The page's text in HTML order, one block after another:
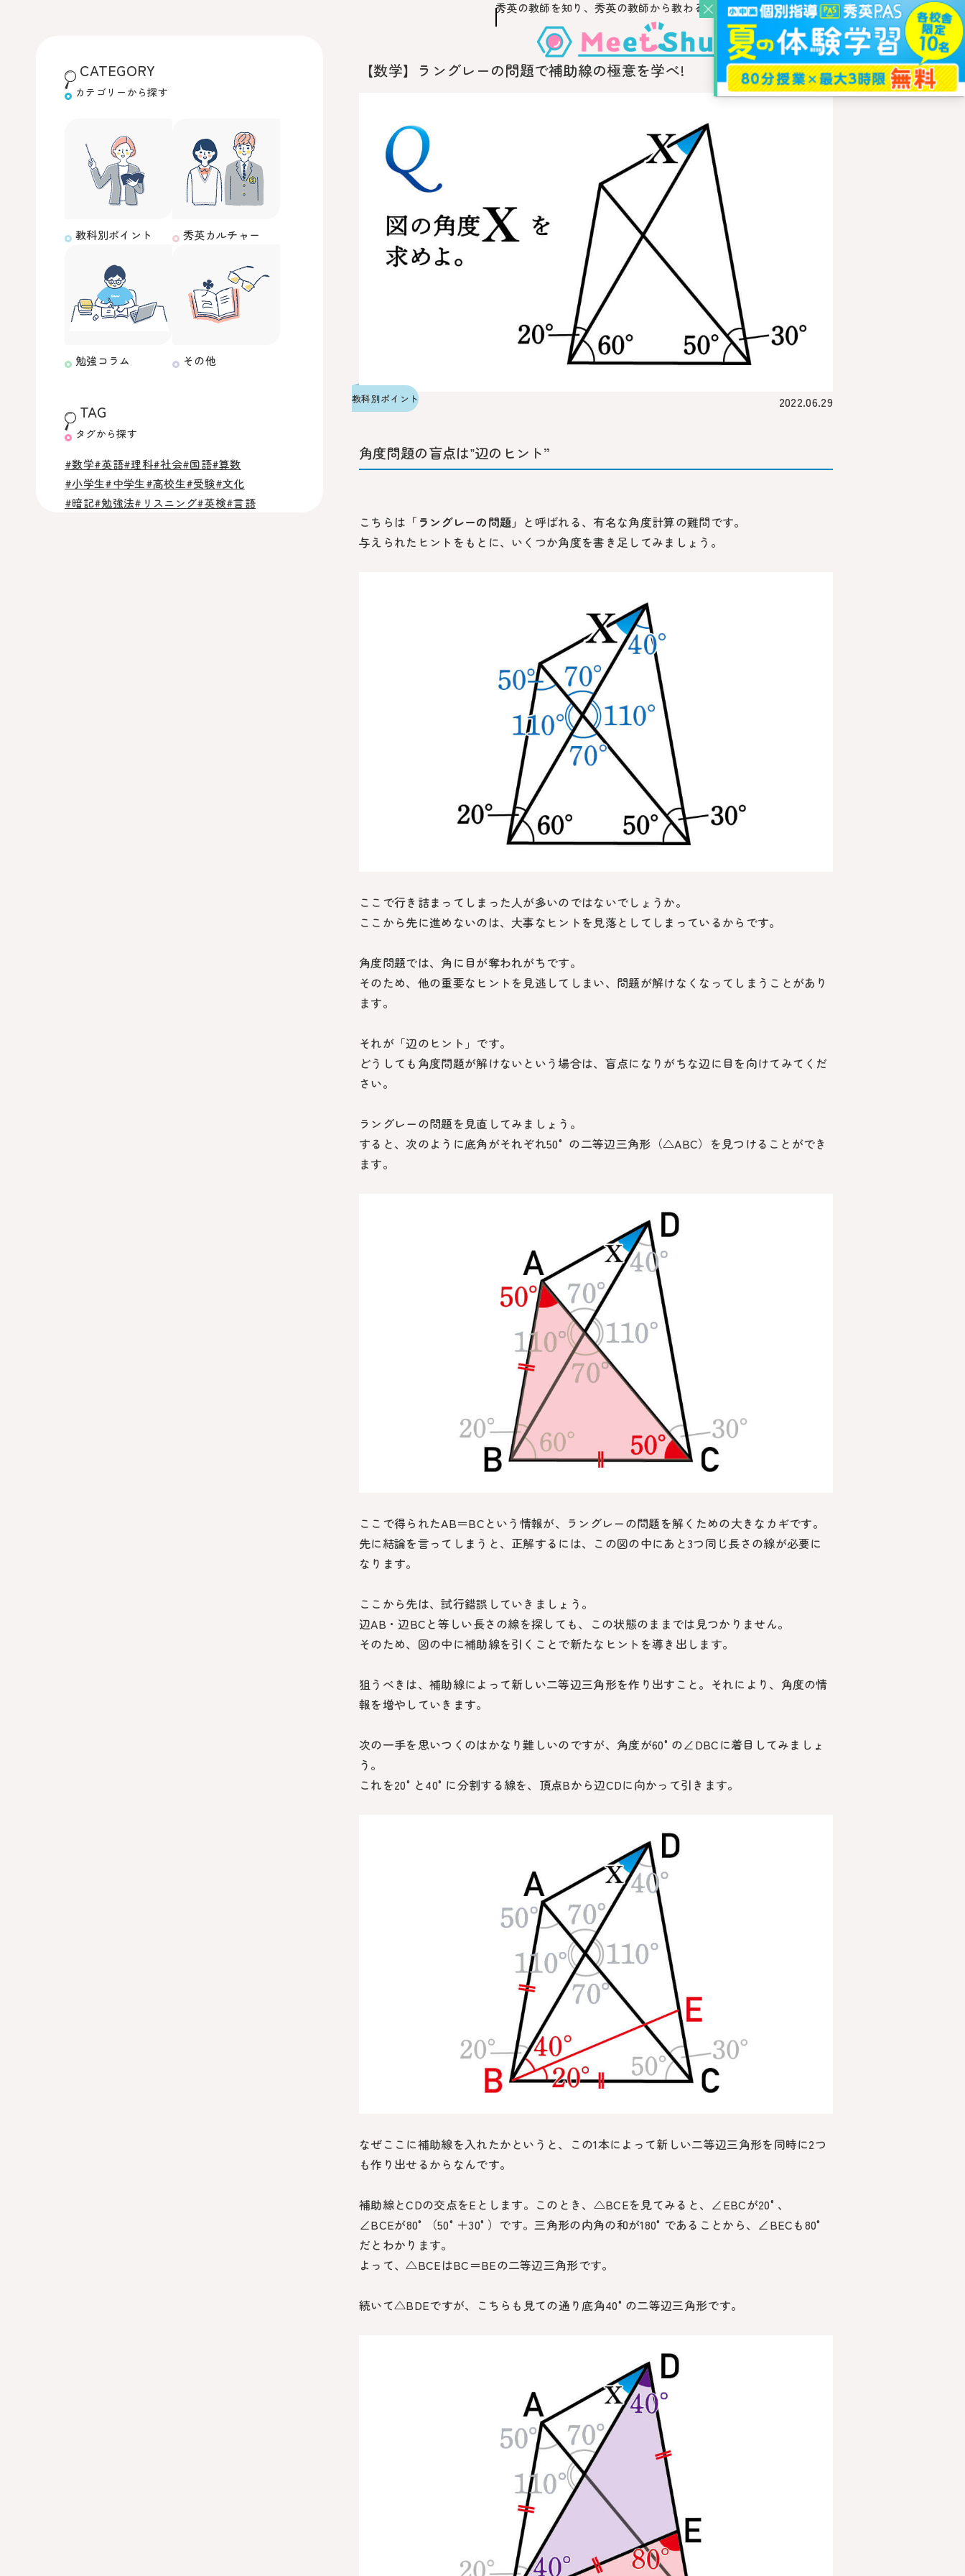
このページの本文へ移動
CATEGORY
カテゴリーから探す
教科別ポイント 秀英カルチャー
勉強コラム その他
TAG
タグから探す
#数学#英語#理科#社会#国語#算数
#小学生#中学生#高校生#受験#文化
#暗記#勉強法#リスニング#英検#言語
秀英の教師を知り、秀英の教師から教わるウェブ・メディア
【数学】ラングレーの問題で補助線の極意を学べ!
教科別ポイント 2022.06.29
角度問題の盲点は‟辺のヒント”
こちらは 「ラングレーの問題」 と呼ばれる、有名な角度計算の難問です。
与えられたヒントをもとに、いくつか角度を書き足してみましょう。
ここで行き詰まってしまった人が多いのではないでしょうか。
ここから先に進めないのは、大事なヒントを見落としてしまっているからです。
角度問題では、角に目が奪われがちです。
そのため、他の重要なヒントを見逃してしまい、問題が解けなくなってしまうことがあり
ます。
それが「辺のヒント」です。
どうしても角度問題が解けないという場合は、盲点になりがちな辺に目を向けてみてくだ
さい。
ラングレーの問題を見直してみましょう。
すると、次のように底角がそれぞれ50° の二等辺三角形（△ABC）を見つけることができ
ます。
ここで得られたAB＝BCという情報が、ラングレーの問題を解くための大きなカギです。
先に結論を言ってしまうと、正解するには、この図の中にあと3つ同じ長さの線が必要に
なります。
ここから先は、試行錯誤していきましょう。
辺AB ・辺BCと等しい長さの線を探しても、この状態のままでは見つかりません。
そのため、図の中に補助線を引くことで新たなヒントを導き出します。
狙うべきは、補助線によって新しい二等辺三角形を作り出すこと。それにより、角度の情
報を増やしていきます。
次の一手を思いつくのはかなり難しいのですが、角度が60° の∠DBCに着目してみましょ
う。
これを20° と40° に分割する線を、頂点Bから辺CDに向かって引きます。
なぜここに補助線を入れたかというと、この1本によって新しい二等辺三角形を同時に2つ
も作り出せるからなんです。
補助線とCDの交点をEとします。このとき、 △BCEを見てみると、 ∠EBCが20° 、
∠BCEが80° （50° ＋30° ）です。三角形の内角の和が180° であることから、 ∠BECも80°
だとわかります。
よって、△BCEはBC＝BEの二等辺三角形です。
続いて△BDEですが、こちらも見ての通り底角40° の二等辺三角形です。